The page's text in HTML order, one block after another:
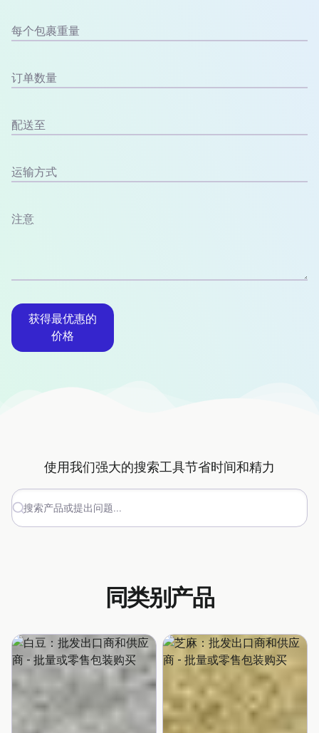
每个包裹重量
订单数量
配送至
运输方式
注意
获得最优惠的
价格
使用我们强大的搜索工具节省时间和精力
搜索产品或提出问题...
同类别产品